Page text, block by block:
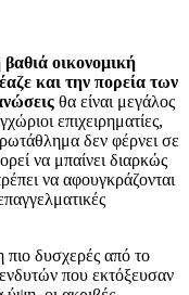
βαθιά οικονομική
και την πορεία των
θα είναι μεγάλος
επιχειρηματίες,
δεν φέρνει σε
να μπαίνει διαρκώς
να αφουγκράζονται
πιο δυσχερές από το
που εκτόξευσαν